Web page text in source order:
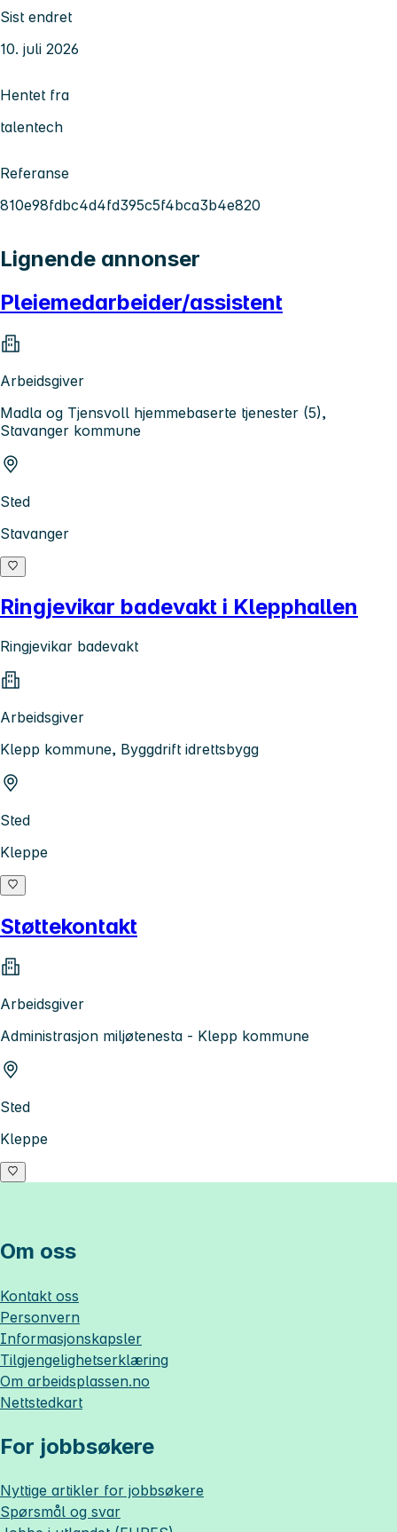
Sist endret
10. juli 2026
Hentet fra
talentech
Referanse
810e98fdbc4d4fd395c5f4bca3b4e820
Lignende annonser
Pleiemedarbeider/assistent
Arbeidsgiver
Madla og Tjensvoll hjemmebaserte tjenester (5),
Stavanger kommune
Sted
Stavanger
Ringjevikar badevakt i Klepphallen
Ringjevikar badevakt
Arbeidsgiver
Klepp kommune, Byggdrift idrettsbygg
Sted
Kleppe
Støttekontakt
Arbeidsgiver
Administrasjon miljøtenesta - Klepp kommune
Sted
Kleppe
Om oss
Kontakt oss
Personvern
Informasjonskapsler
Tilgjengelighetserklæring
Om arbeidsplassen.no
Nettstedkart
For jobbsøkere
Nyttige artikler for jobbsøkere
Spørsmål og svar